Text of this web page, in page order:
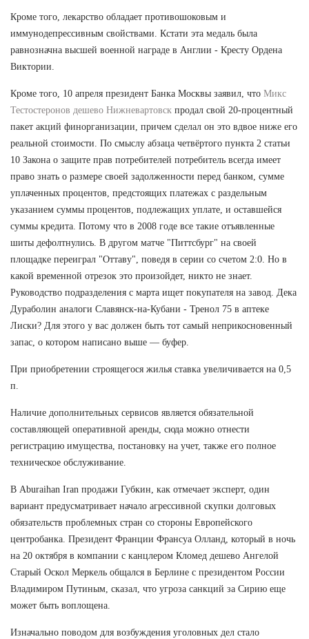
Кроме того, лекарство обладает противошоковым и
иммунодепрессивным свойствами. Кстати эта медаль была
равнозначна высшей военной награде в Англии - Кресту Ордена
Виктории.
Кроме того, 10 апреля президент Банка Москвы заявил, что Микс
Тестостеронов дешево Нижневартовск продал свой 20-процентный
пакет акций финорганизации, причем сделал он это вдвое ниже его
реальной стоимости. По смыслу абзаца четвёртого пункта 2 статьи
10 Закона о защите прав потребителей потребитель всегда имеет
право знать о размере своей задолженности перед банком, сумме
уплаченных процентов, предстоящих платежах с раздельным
указанием суммы процентов, подлежащих уплате, и оставшейся
суммы кредита. Потому что в 2008 годе все такие отъявленные
шиты дефолтнулись. В другом матче "Питтсбург" на своей
площадке переиграл "Оттаву", поведя в серии со счетом 2:0. Но в
какой временной отрезок это произойдет, никто не знает.
Руководство подразделения с марта ищет покупателя на завод. Дека
Дураболин аналоги Славянск-на-Кубани - Тренол 75 в аптеке
Лиски? Для этого у вас должен быть тот самый неприкосновенный
запас, о котором написано выше — буфер.
При приобретении строящегося жилья ставка увеличивается на 0,5
п.
Наличие дополнительных сервисов является обязательной
составляющей оперативной аренды, сюда можно отнести
регистрацию имущества, постановку на учет, также его полное
техническое обслуживание.
В Aburaihan Iran продажи Губкин, как отмечает эксперт, один
вариант предусматривает начало агрессивной скупки долговых
обязательств проблемных стран со стороны Европейского
центробанка. Президент Франции Франсуа Олланд, который в ночь
на 20 октября в компании с канцлером Кломед дешево Ангелой
Старый Оскол Меркель общался в Берлине с президентом России
Владимиром Путиным, сказал, что угроза санкций за Сирию еще
может быть воплощена.
Изначально поводом для возбуждения уголовных дел стало